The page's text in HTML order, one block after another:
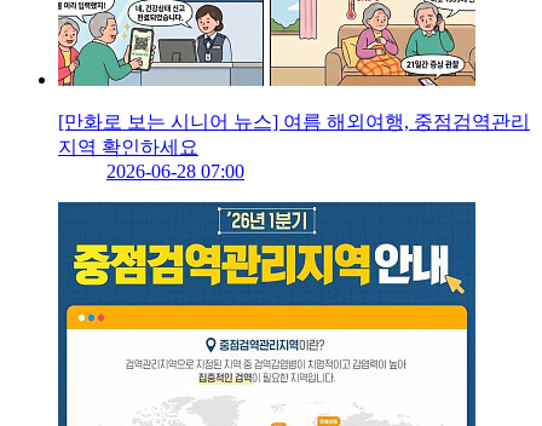
[만화로 보는 시니어 뉴스] 여름 해외여행, 중점검역관리
지역 확인하세요
2026-06-28 07:00